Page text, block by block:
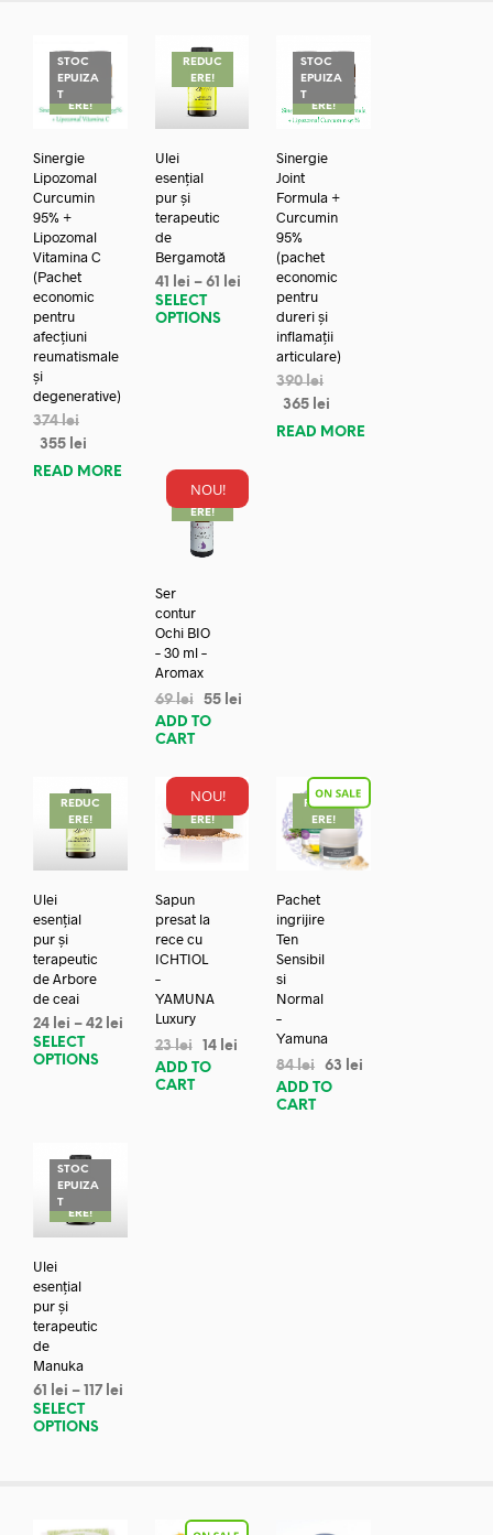
STOC
EPUIZA
TREDUC
ERE!
Sinergie
Lipozomal
Curcumin
95% +
Lipozomal
Vitamina C
(Pachet
economic
pentru
afecțiuni
reumatismale
și
degenerative)
374lei
355 lei
READ MORE
REDUC
ERE!
Ulei
esențial
pur și
terapeutic
de
Bergamotă
41 lei – 61
lei
SELECT
OPTIONS
STOC
EPUIZA
TREDUC
ERE!
Sinergie
Joint
Formula +
Curcumin
95%
(pachet
economic
pentru
dureri și
inflamații
articulare)
390lei
365 lei
READ MORE
NOU!
REDUC
ERE!
Ser
contur
Ochi BIO
– 30 ml –
Aromax
69lei 55 lei
ADD TO
CART
REDUC
ERE!
Ulei
esențial
pur și
terapeutic
de Arbore
de ceai
24 lei – 42 lei
SELECT
OPTIONS
NOU!
REDUC
ERE!
Sapun
presat la
rece cu
ICHTIOL
–
YAMUNA
Luxury
23lei 14 lei
ADD TO
CART
REDUC
ERE!
Pachet
ingrijire
Ten
Sensibil
si
Normal
–
Yamuna
84lei 63
lei
ADD TO
CART
STOC
EPUIZA
TREDUC
ERE!
Ulei
esențial
pur și
terapeutic
de
Manuka
61 lei – 117 lei
SELECT
OPTIONS